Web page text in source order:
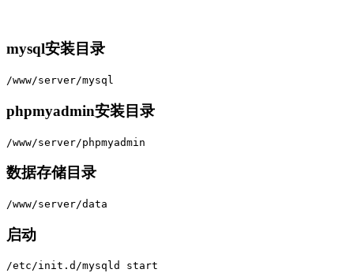
mysql安装目录
/www/server/mysql
phpmyadmin安装目录
/www/server/phpmyadmin
数据存储目录
/www/server/data
启动
/etc/init.d/mysqld start